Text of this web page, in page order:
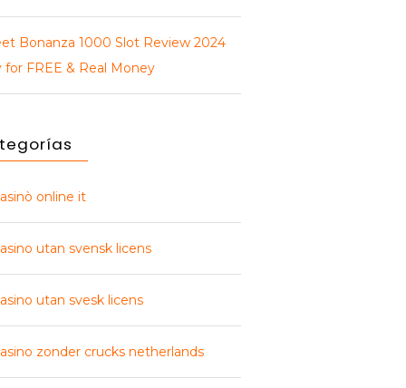
Bonanza 1000 Slot Review 2024
for FREE & Real Money
online it
utan svensk licens
utan svesk licens
zonder crucks netherlands